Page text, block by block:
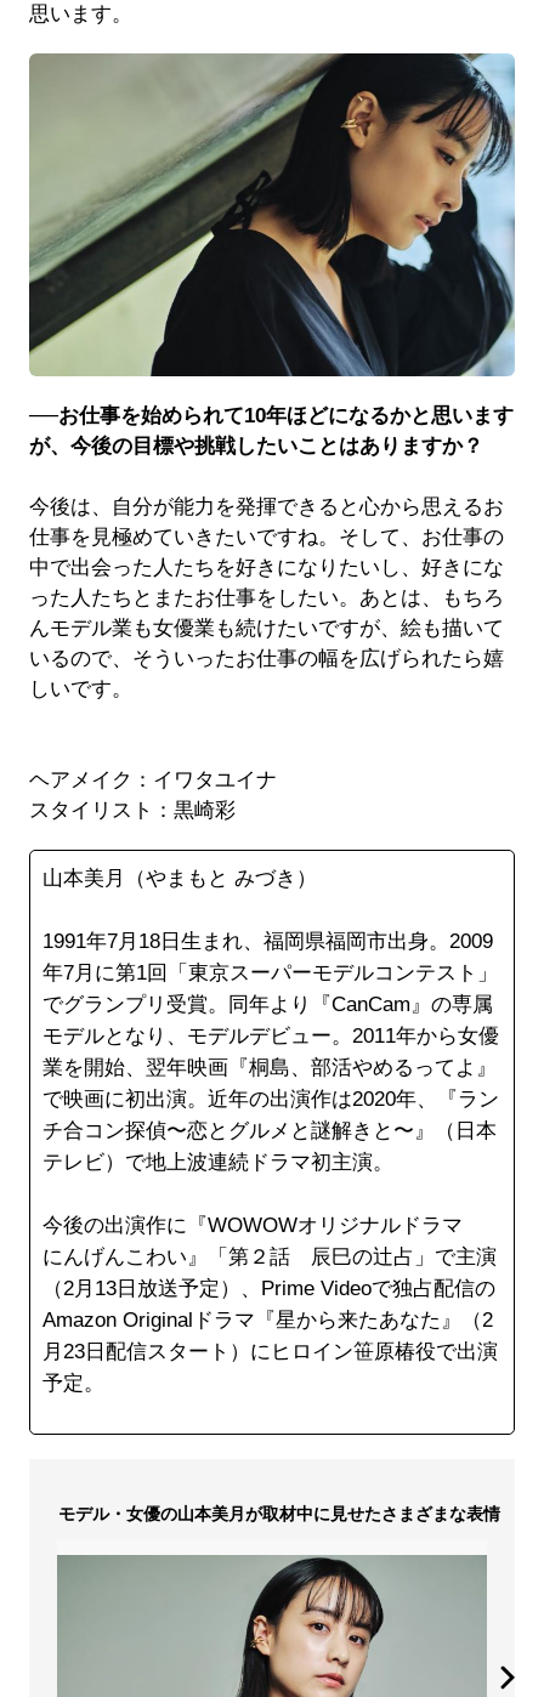
思います。
──お仕事を始められて10年ほどになるかと思います
が、今後の目標や挑戦したいことはありますか？
今後は、自分が能力を発揮できると心から思えるお
仕事を見極めていきたいですね。そして、お仕事の
中で出会った人たちを好きになりたいし、好きにな
った人たちとまたお仕事をしたい。あとは、もちろ
んモデル業も女優業も続けたいですが、絵も描いて
いるので、そういったお仕事の幅を広げられたら嬉
しいです。
ヘアメイク：イワタユイナ
スタイリスト：黒崎彩
山本美月（やまもと みづき）
1991年7月18日生まれ、福岡県福岡市出身。2009
年7月に第1回「東京スーパーモデルコンテスト」
でグランプリ受賞。同年より『CanCam』の専属
モデルとなり、モデルデビュー。2011年から女優
業を開始、翌年映画『桐島、部活やめるってよ』
で映画に初出演。近年の出演作は2020年、『ラン
チ合コン探偵〜恋とグルメと謎解きと〜』（日本
テレビ）で地上波連続ドラマ初主演。
今後の出演作に『WOWOWオリジナルドラマ
にんげんこわい』「第２話 辰巳の辻占」で主演
（2月13日放送予定）、Prime Videoで独占配信の
Amazon Originalドラマ『星から来たあなた』（2
月23日配信スタート）にヒロイン笹原椿役で出演
予定。
モデル・女優の山本美月が取材中に見せたさまざまな表情